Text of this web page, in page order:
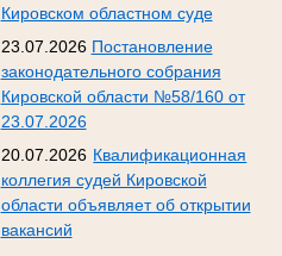
Кировском областном суде
23.07.2026 Постановление
законодательного собрания
Кировской области №58/160 от
23.07.2026
20.07.2026 Квалификационная
коллегия судей Кировской
области объявляет об открытии
вакансий